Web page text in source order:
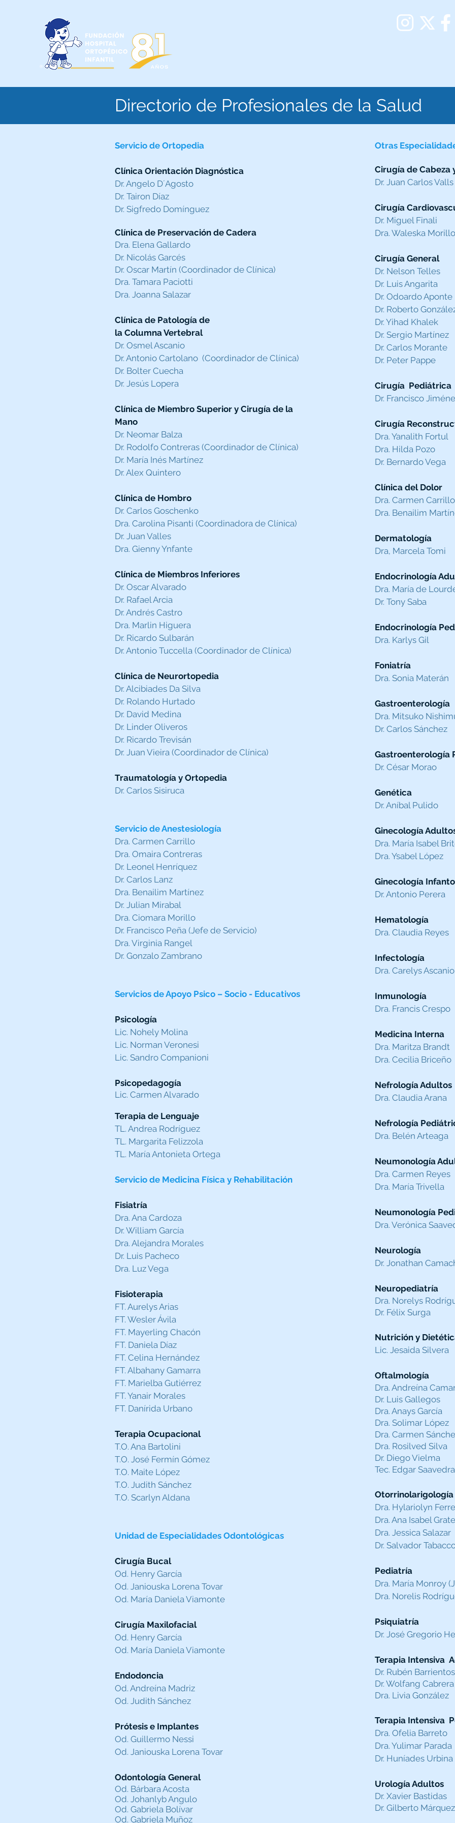
Directorio de Profesionales de la Salud
Servicio de Ortopedia
Clínica Orientación Diagnóstica
Dr. Angelo D´Agosto
Dr. Tairon Díaz
Dr. Sigfredo Domínguez
Clínica de Preservación de Cadera
Dra. Elena Gallardo
Dr. Nicolás Garcés
Dr. Oscar Martín (Coordinador de Clínica)
Dra. Tamara Paciotti
Dra. Joanna Salazar
Clínica de Patología de
la Columna Vertebral
Dr. Osmel Ascanio
Dr. Antonio Cartolano (Coordinador de Clínica)​
Dr. Bolter Cuecha
Dr. Jesús Lopera
Clínica de Miembro Superior y Cirugía de la
Mano
Dr. Neomar Balza
Dr. Rodolfo Contreras (Coordinador de Clínica)
Dr. María Inés Martínez
Dr. Alex Quintero
Clínica de Hombro
Dr. Carlos Goschenko
Dra. Carolina Pisanti (Coordinadora de Clínica)
Dr. Juan Valles
Dra. Gienny Ynfante
Clínica de Miembros Inferiores
Dr. Oscar Alvarado
Dr. Rafael Arcia
Dr. Andrés Castro
Dra. Marlin Higuera
Dr. Ricardo Sulbarán
Dr. Antonio Tuccella (Coordinador de Clínica)
Clínica de Neurortopedia
Dr. Alcibiades Da Silva
Dr. Rolando Hurtado
Dr. David Medina
Dr. Linder Oliveros
Dr. Ricardo Trevisán
Dr. Juan Vieira (Coordinador de Clínica)
Traumatología y Ortopedia
Dr. Carlos Sisiruca
Servicio de Anestesiología
Dra. Carmen Carrillo
Dra. Omaira Contreras
Dr. Leonel Henríquez
Dr. Carlos Lanz
Dra. Benailim Martínez
Dr. Julian Mirabal
Dra. Ciomara Morillo
Dr. Francisco Peña (Jefe de Servicio)
Dra. Virginia Rangel
Dr. Gonzalo Zambrano
Servicios de Apoyo Psico – Socio - Educativos
Psicología
Lic. Nohely Molina
Lic. Norman Veronesi
Lic. Sandro Companioni
Psicopedagogía
Lic. Carmen Alvarado
Terapia de Lenguaje
TL. Andrea Rodríguez
TL. Margarita Felizzola
TL. María Antonieta Ortega
Servicio de Medicina Física y Rehabilitación
Fisiatría
Dra. Ana Cardoza
Dr. William García
Dra. Alejandra Morales
Dr. Luis Pacheco
Dra. Luz Vega
Fisioterapia
FT. Aurelys Arias
FT. Wesler Ávila
FT. Mayerling Chacón
FT. Daniela Díaz
FT. Celina Hernández
FT. Albahany Gamarra
FT. Marielba Gutiérrez
FT. Yanair Morales
FT. Danírida Urbano
Terapia Ocupacional
T.O. Ana Bartolini
T.O. José Fermín Gómez
T.O. Maite López
T.O. Judith Sánchez​
T.O. Scarlyn Aldana
Unidad de Especialidades Odontológicas
Cirugía Bucal
Od. Henry García
Od. Janiouska Lorena Tovar
Od. María Daniela Viamonte
Cirugía Maxilofacial
Od. Henry García
Od. María Daniela Viamonte
Endodoncia
Od. Andreína Madriz
Od. Judith Sánchez
Prótesis e Implantes
Od. Guillermo Nessi
Od. Janiouska Lorena Tovar
Odontología General
Od. Bárbara Acosta
Od. Johanlyb Angulo
Od. Gabriela Bolívar
Od. Gabriela Muñoz
Otras
Cirugía de Cabeza
Dr. Juan Carlos Valls
Cirugía
Dr. Miguel Finali
Dra. Waleska Morillo
Cirugía General
Dr. Nelson Telles
Dr. Luis Angarita
Dr. Odoardo Aponte
Dr. Roberto
Dr. Yihad Khalek
Dr. Sergio Martínez
Dr. Carlos Morante
Dr. Peter Pappe
Cirugía Pediátrica
Dr. Francisco
Cirugía
Dra. Yanalith Fortul
Dra. Hilda Pozo
Dr. Bernardo Vega
Clínica del Dolor
Dra. Carmen Carrillo​
Dra. Benailim
Dermatología
Dra, Marcela Tomi
Endocrinología
Dra. María de
Dr. Tony Saba
Endocrinología
Dra. Karlys Gil
Foniatría
Dra. Sonia Materán
Gastroenterología
Dra. Mitsuko
Dr. Carlos Sánchez
Gastroenterología
Dr. César Morao
Genética
Dr. Aníbal Pulido
Ginecología
Dra. María Isabel
Dra. Ysabel López
Ginecología
Dr. Antonio Perera
Hematología
Dra. Claudia Reyes
Infectología
Dra. Carelys Ascanio
Inmunología
Dra. Francis Crespo
Medicina Interna
Dra. Maritza Brandt
Dra. Cecilia Briceño
Nefrología Adultos
Dra. Claudia Arana
Nefrología
Dra. Belén Arteaga
Neumonología
Dra. Carmen Reyes
Dra. María Trivella
Neumonología
Dra. Verónica
Neurología
Dr. Jonathan
Neuropediatría
Dra. Norelys
Dr. Félix Surga
Nutrición y
Lic. Jesaida Silvera
Oftalmología
Dra. Andreína
Dr. Luis Gallegos
Dra. Anays García
Dra. Solimar López
Dra. Carmen
Dra. Rosilved Silva
Dr. Diego Vielma
Tec. Edgar
Otorrinolarigología
Dra. Hylariolyn
Dra. Ana Isabel
Dra. Jessica Salazar
Dr. Salvador
Pediatría
Dra. María Monroy
Dra. Norelis
Psiquiatría
Dr. José Gregorio
Terapia Intensiva
Dr. Rubén Barrientos
Dr. Wolfang
Dra. Livia González
Terapia Intensiva
Dra. Ofelia Barreto
Dra. Yulimar Parada
Dr. Huníades
Urología Adultos
Dr. Xavier Bastidas
Dr. Gilberto